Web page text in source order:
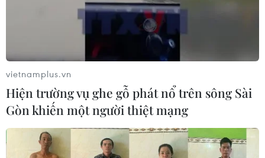
Dầu mỏ của Nga chỉ được phép vận chuyển đến các
nước thứ ba bằng tàu chở dầu của G7 và EU, cũng như
các công ty bảo hiểm và tổ chức tín dụng khi dầu được
mua bằng hoặc thấp hơn mức giá trần.
vietnamplus.vn
Hiện trường vụ ghe gỗ phát nổ trên sông Sài
Gòn khiến một người thiệt mạng